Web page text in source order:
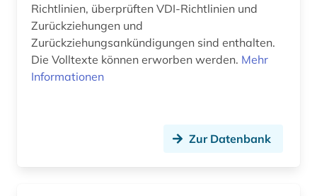
beihilfe <dienstrecht> (1)
belastungsversuche (1)
belgien (2)
Richtlinien, überprüften VDI-Richtlinien und
Zurückziehungen und
Zurückziehungsankündigungen sind enthalten.
Die Volltexte können erworben werden. Mehr
Informationen
Zur Datenbank